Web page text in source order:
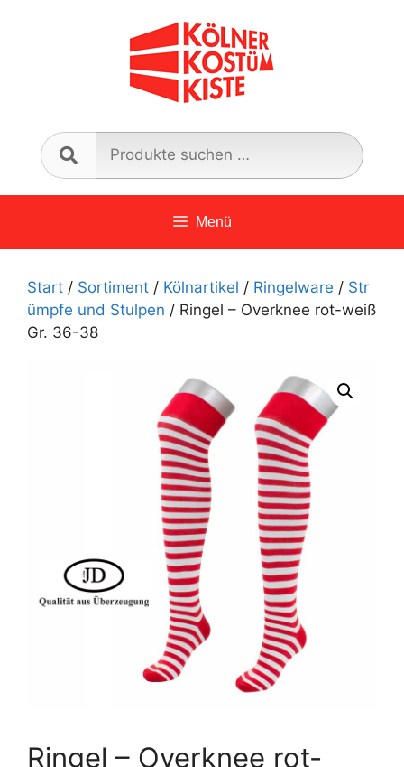
nach:
Menü
Start / Sortiment / Kölnartikel / Ringelware / Str
ümpfe und Stulpen / Ringel – Overknee rot-weiß
Gr. 36-38
Ringel – Overknee rot-